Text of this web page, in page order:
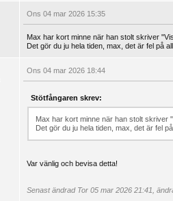
Ons 04 mar 2026 15:35
Max har kort minne när han stolt skriver
Det gör du ju hela tiden, max, det är fel på
Ons 04 mar 2026 18:44
Stötfångaren skrev:
Max har kort minne när han stolt skriver
Det gör du ju hela tiden, max, det är fel
Var vänlig och bevisa detta!
Senast ändrad Tor 05 mar 2026 21:41,